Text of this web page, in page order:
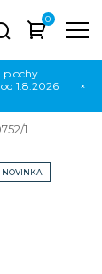
0
plochy
1.8.2026
×
1
NOVINKA